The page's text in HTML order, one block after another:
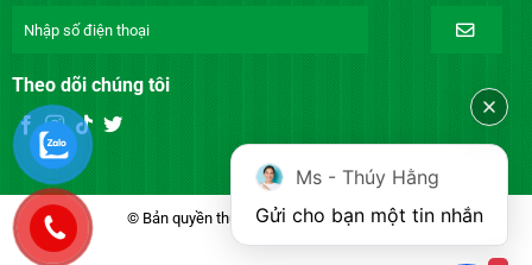
Theo dõi chúng tôi
© Bản quyền thuộc về DienhoaXANH.com
Ms - Thúy Hằng
Gửi cho bạn một tin nhắn